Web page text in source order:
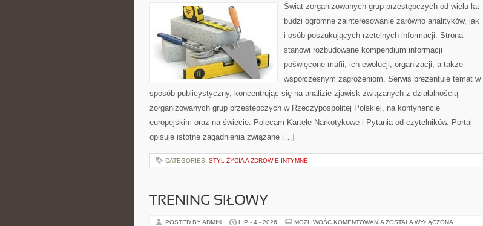
Świat zorganizowanych grup przestępczych od wielu lat
budzi ogromne zainteresowanie zarówno analityków, jak
i osób poszukujących rzetelnych informacji. Strona
stanowi rozbudowane kompendium informacji
poświęcone mafii, ich ewolucji, organizacji, a także
współczesnym zagrożeniom. Serwis prezentuje temat w
sposób publicystyczny, koncentrując się na analizie zjawisk związanych z działalnością
zorganizowanych grup przestępczych w Rzeczypospolitej Polskiej, na kontynencie
europejskim oraz na świecie. Polecam Kartele Narkotykowe i Pytania od czytelników. Portal
opisuje istotne zagadnienia związane […]
CATEGORIES: STYL ŻYCIA A ZDROWIE INTYMNE
TRENING SIŁOWY
POSTED BY ADMIN LIP - 4 - 2026 MOŻLIWOŚĆ KOMENTOWANIA TRENING
ZOSTAŁA WYŁĄCZONA